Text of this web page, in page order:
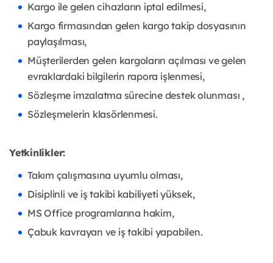
Kargo ile gelen cihazların iptal edilmesi,
Kargo firmasından gelen kargo takip dosyasının
paylaşılması,
Müşterilerden gelen kargoların açılması ve gelen
evraklardaki bilgilerin rapora işlenmesi,
Sözleşme imzalatma sürecine destek olunması ,
Sözleşmelerin klasörlenmesi.
Yetkinlikler:
Takım çalışmasına uyumlu olması,
Disiplinli ve iş takibi kabiliyeti yüksek,
MS Office programlarına hakim,
Çabuk kavrayan ve iş takibi yapabilen.